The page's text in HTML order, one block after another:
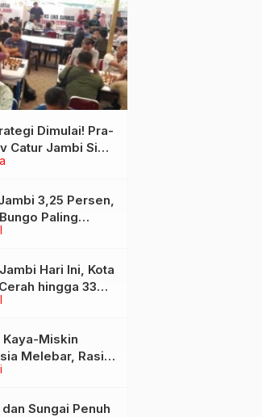
Dimulai! Pra-
Catur Jambi Siap
Libatkan 72 Atlet
3,25 Persen,
Paling
4,21 Persen
Hari Ini, Kota
hingga 33
Kaya-Miskin
Melebar, Rasio
Jadi 0,368 pada
Sungai Penuh